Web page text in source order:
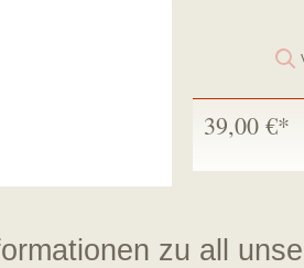
39,00 €*
zu all